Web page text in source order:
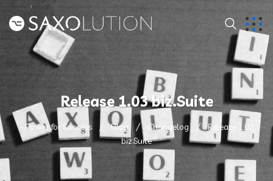
Release 1.03 biz.Suite
– Power for Success Blog Changelog
Release 1.03
biz.Suite